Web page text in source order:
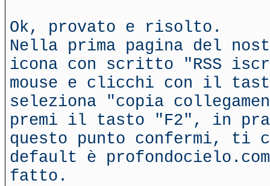
Ok, provato e risolto.
Nella prima pagina del
icona con scritto "RSS
mouse e clicchi con il
seleziona "copia
premi il tasto "F2", in
questo punto confermi, ti
default è
fatto.